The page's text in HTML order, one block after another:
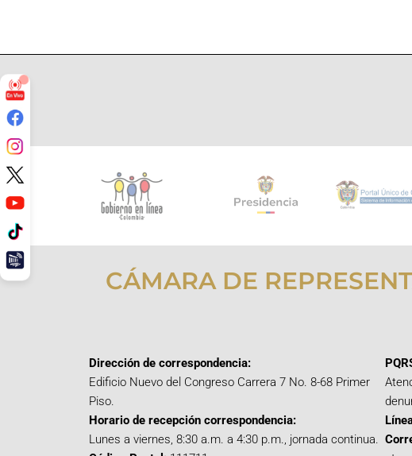
CÁMARA DE
Dirección de correspondencia:
Edificio Nuevo del Congreso Carrera 7 No. 8-68 Primer
Piso.
Horario de recepción correspondencia:
Lunes a viernes, 8:30 a.m. a 4:30 p.m., jornada continua.